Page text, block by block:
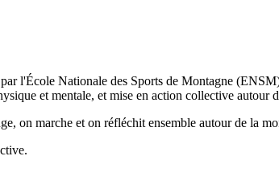
l'École Nationale des Sports de Montagne
et mentale, et mise en action collective autour
on marche et on réfléchit ensemble autour de la